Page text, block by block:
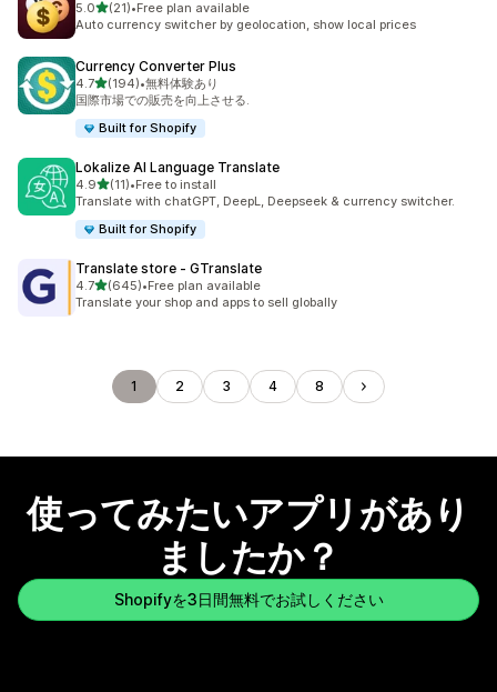
5.05つ星中
(21)
合計レビュー数：21件
•Free plan available
Auto currency switcher by geolocation, show local prices
Currency Converter Plus
4.75つ星中
(194)
合計レビュー数：194件
•無料体験あり
国際市場での販売を向上させる.
Built for Shopify
Lokalize AI Language Translate
4.95つ星中
(11)
合計レビュー数：11件
•Free to install
Translate with chatGPT, DeepL, Deepseek & currency switcher.
Built for Shopify
Translate store ‑ GTranslate
4.75つ星中
(645)
合計レビュー数：645件
•Free plan available
Translate your shop and apps to sell globally
1 2 3 4 8
使ってみたいアプリがあり
ましたか？
Shopifyを3日間無料でお試しください